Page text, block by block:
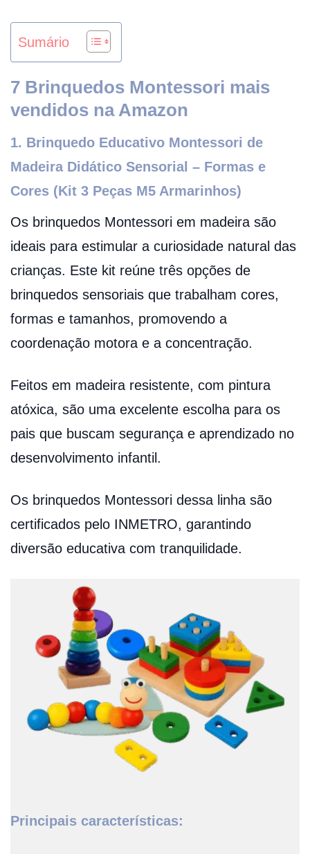
Sumário
7 Brinquedos Montessori mais
vendidos na Amazon
1. Brinquedo Educativo Montessori de
Madeira Didático Sensorial – Formas e
Cores (Kit 3 Peças M5 Armarinhos)
Os brinquedos Montessori em madeira são
ideais para estimular a curiosidade natural das
crianças. Este kit reúne três opções de
brinquedos sensoriais que trabalham cores,
formas e tamanhos, promovendo a
coordenação motora e a concentração.
Feitos em madeira resistente, com pintura
atóxica, são uma excelente escolha para os
pais que buscam segurança e aprendizado no
desenvolvimento infantil.
Os brinquedos Montessori dessa linha são
certificados pelo INMETRO, garantindo
diversão educativa com tranquilidade.
Principais características: